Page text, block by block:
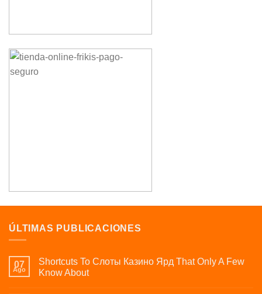
ÚLTIMAS PUBLICACIONES
07
Ago
Shortcuts To Слоты Казино Ярд That Only A Few
Know About